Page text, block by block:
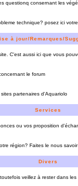
questionq consernant les
technique? posez ici
à jour/Remarques/
C'est aussi ici que vous
le forum
partenaires d'Aquariolo
Services
ou vos proposition
région? Faites le nous savoir
Divers
veillez à rester dans les